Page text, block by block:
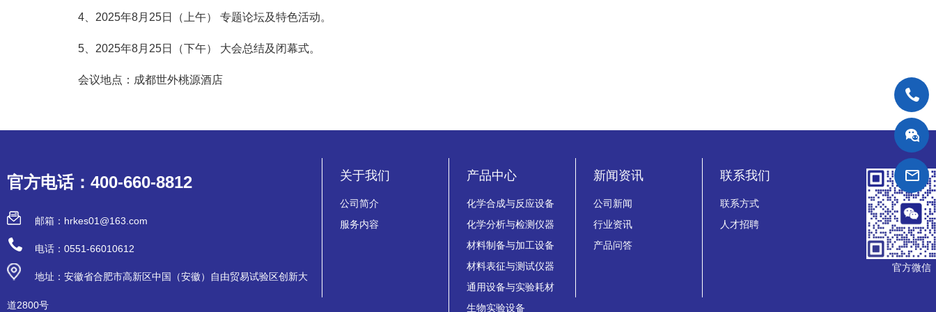
4、2025年8月25日（上午） 专题论坛及特色活动。
5、2025年8月25日（下午） 大会总结及闭幕式。
会议地点：成都世外桃源酒店
官方电话：400-660-8812
邮箱：hrkes01@163.com
电话：0551-66010612
地址：安徽省合肥市高新区中国（安徽）自由贸易试验区创新大
道2800号
关于我们
公司简介
服务内容
产品中心
化学合成与反应设备
化学分析与检测仪器
材料制备与加工设备
材料表征与测试仪器
通用设备与实验耗材
生物实验设备
新闻资讯
公司新闻
行业资讯
产品问答
联系我们
联系方式
人才招聘
官方微信